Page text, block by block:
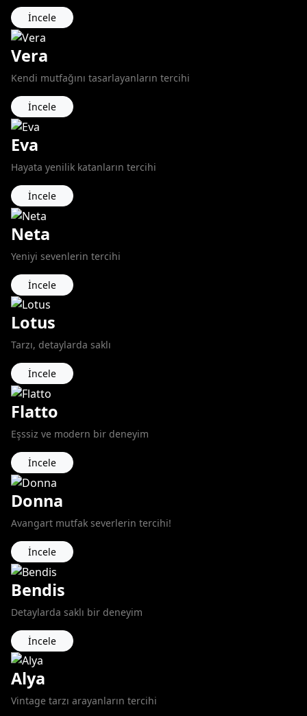
İncele
Vera
Kendi mutfağını tasarlayanların tercihi
İncele
Eva
Hayata yenilik katanların tercihi
İncele
Neta
Yeniyi sevenlerin tercihi
İncele
Lotus
Tarzı, detaylarda saklı
İncele
Flatto
Eşssiz ve modern bir deneyim
İncele
Donna
Avangart mutfak severlerin tercihi!
İncele
Bendis
Detaylarda saklı bir deneyim
İncele
Alya
Vintage tarzı arayanların tercihi